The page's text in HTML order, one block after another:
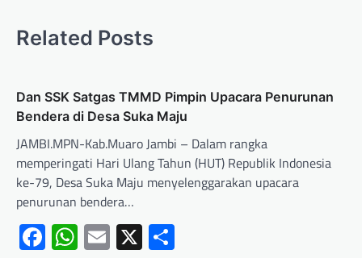
Related Posts
Dan SSK Satgas TMMD Pimpin Upacara Penurunan
Bendera di Desa Suka Maju
JAMBI.MPN-Kab.Muaro Jambi – Dalam rangka
memperingati Hari Ulang Tahun (HUT) Republik Indonesia
ke-79, Desa Suka Maju menyelenggarakan upacara
penurunan bendera…
Facebook
WhatsApp
Email
X